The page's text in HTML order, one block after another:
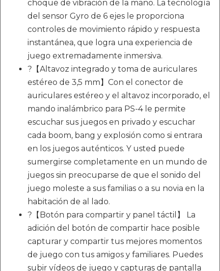
choque de vibración de la mano. La tecnología
del sensor Gyro de 6 ejes le proporciona
controles de movimiento rápido y respuesta
instantánea, que logra una experiencia de
juego extremadamente inmersiva.
?【Altavoz integrado y toma de auriculares
estéreo de 3,5 mm】Con el conector de
auriculares estéreo y el altavoz incorporado, el
mando inalámbrico para PS-4 le permite
escuchar sus juegos en privado y escuchar
cada boom, bang y explosión como si entrara
en los juegos auténticos. Y usted puede
sumergirse completamente en un mundo de
juegos sin preocuparse de que el sonido del
juego moleste a sus familias o a su novia en la
habitación de al lado.
?【Botón para compartir y panel táctil】 La
adición del botón de compartir hace posible
capturar y compartir tus mejores momentos
de juego con tus amigos y familiares. Puedes
subir vídeos de juego y capturas de pantalla